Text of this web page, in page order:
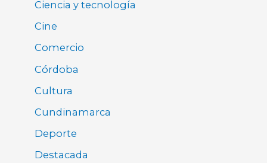
Ciencia y tecnología
Cine
Comercio
Córdoba
Cultura
Cundinamarca
Deporte
Destacada